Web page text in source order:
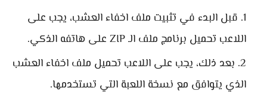
قبل البدء في تثبيت ملف اخفاء العشب، يجب على
اللاعب تحميل برنامج ملف الـ ZIP على هاتفه الذكي.
بعد ذلك، يجب على اللاعب تحميل ملف اخفاء العشب
الذي يتوافق مع نسخة اللعبة التي تستخدمها.